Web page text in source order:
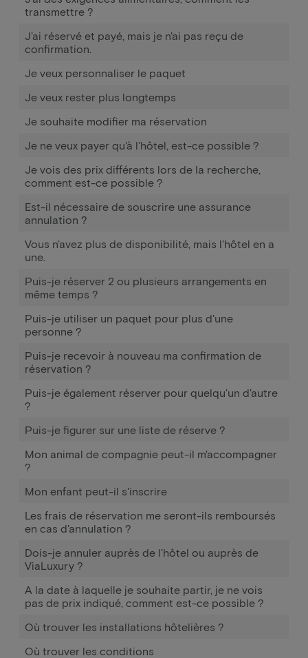
transmettre ?
J'ai réservé et payé, mais je n'ai pas reçu de
confirmation.
Je veux personnaliser le paquet
Je veux rester plus longtemps
Je souhaite modifier ma réservation
Je ne veux payer qu'à l'hôtel, est-ce possible ?
Je vois des prix différents lors de la recherche,
comment est-ce possible ?
Est-il nécessaire de souscrire une assurance
annulation ?
Vous n'avez plus de disponibilité, mais l'hôtel en a
une.
Puis-je réserver 2 ou plusieurs arrangements en
même temps ?
Puis-je utiliser un paquet pour plus d'une
personne ?
Puis-je recevoir à nouveau ma confirmation de
réservation ?
Puis-je également réserver pour quelqu'un d'autre
?
Puis-je figurer sur une liste de réserve ?
Mon animal de compagnie peut-il m'accompagner
?
Mon enfant peut-il s'inscrire
Les frais de réservation me seront-ils remboursés
en cas d'annulation ?
Dois-je annuler auprès de l'hôtel ou auprès de
ViaLuxury ?
A la date à laquelle je souhaite partir, je ne vois
pas de prix indiqué, comment est-ce possible ?
Où trouver les installations hôtelières ?
Où trouver les conditions